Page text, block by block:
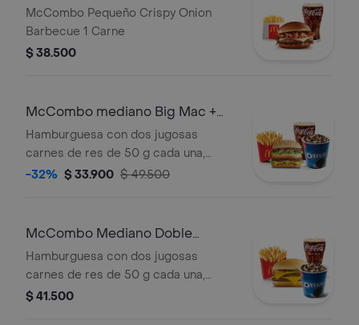
Onion Barbecue 1 Carne
McCombo Pequeño Crispy Onion
Barbecue 1 Carne
$ 38.500
McCombo mediano Big Mac +
McFlurry de Oreo
Hamburguesa con dos jugosas
carnes de res de 50 g cada una,
cebolla, lechuga fresca, pepinillos,
Mac™, en pan dorado con ajonjolí.
medianas crujientes, bebida mediana
a elección y helado cremoso de
vainilla con galleta Oreo™ triturada y
-32% $ 33.900 $ 49.500
McCombo Mediano Doble
Hamburguesa con Queso +
McFlurry de Oreo
Hamburguesa con dos jugosas
carnes de res de 50 g cada una,
doble queso cheddar cremoso,
$ 41.500